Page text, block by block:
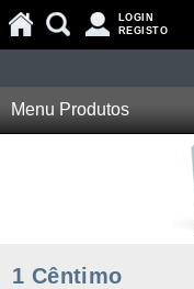
LOGIN
REGISTO
Menu Produtos
1 Cêntimo